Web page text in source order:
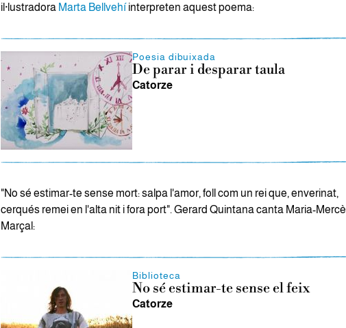
il·lustradora Marta Bellvehíinterpreten aquest poema:
Poesia dibuixada
De parar i desparar taula
Catorze
"No sé estimar-te sense mort: salpa l'amor, foll com un rei que, enverinat,
cerqués remei en l'alta nit i fora port". Gerard Quintana canta Maria-Mercè
Marçal:
Biblioteca
No sé estimar-te sense el feix
Catorze